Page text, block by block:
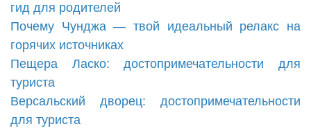
гид для родителей
Почему Чунджа — твой идеальный релакс на
горячих источниках
Пещера Ласко: достопримечательности для
туриста
Версальский дворец: достопримечательности
для туриста